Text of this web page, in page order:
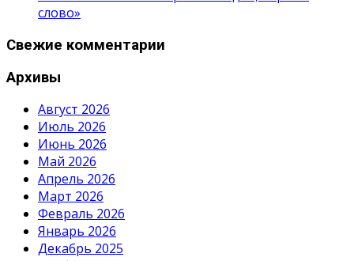
слово»
Свежие комментарии
Архивы
Август 2026
Июль 2026
Июнь 2026
Май 2026
Апрель 2026
Март 2026
Февраль 2026
Январь 2026
Декабрь 2025